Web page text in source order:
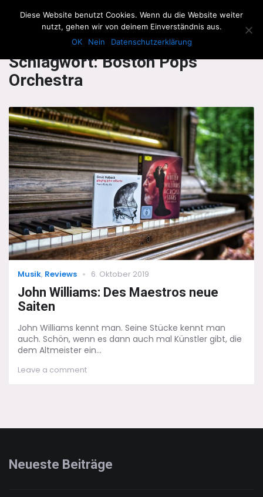
The Howling Men
Schlagwort:Boston Pops
Orchestra
Categories
Musik, Reviews
Posted
6. Oktober 2019
John Williams: Des Maestros neue
Saiten
John Williams kennt man. Seine Stücke kennt man
auch. Schön, wenn es dann auch mal Künstler gibt, die
dem Altmeister ein...
Leave a commenton
Neueste Beiträge
Diese Website benutzt Cookies. Wenn du die Website weiter
nutzt, gehen wir von deinem Einverständnis aus.
OK
Nein Datenschutzerklärung